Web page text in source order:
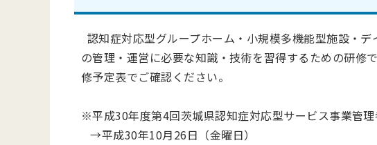
認知症対応型グループホーム・小規模多機能型施設・
の管理・運営に必要な知識・技術を習得するための研修
修予定表でご確認ください。
※平成30年度第4回茨城県認知症対応型サービス事業管
→平成30年10月26日（金曜日）